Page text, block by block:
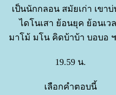
เป็นนักกลอน สมัยเก่า เขาบ่
ไดโนเสา ย้อนยุค ย้อนเว
มาโม้ มโน คิดบ้าบ้า บอบอ
19.59 น.
เลือกคำตอบนี้